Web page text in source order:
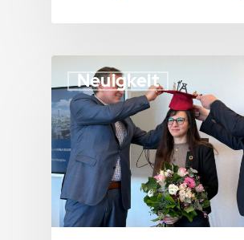
Neuigkeit